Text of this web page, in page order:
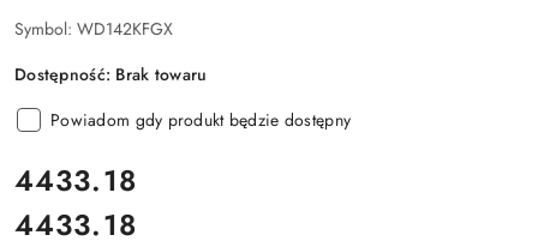
Symbol: WD142KFGX
Dostępność: Brak towaru
Powiadom gdy produkt będzie dostępny
cena:
4433.18
Cena:
4433.18